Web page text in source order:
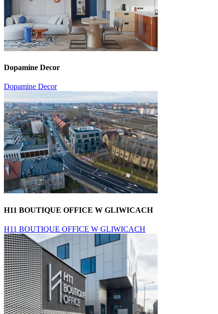
Dopamine Decor
Dopamine Decor
H11 BOUTIQUE OFFICE W GLIWICACH
H11 BOUTIQUE OFFICE W GLIWICACH